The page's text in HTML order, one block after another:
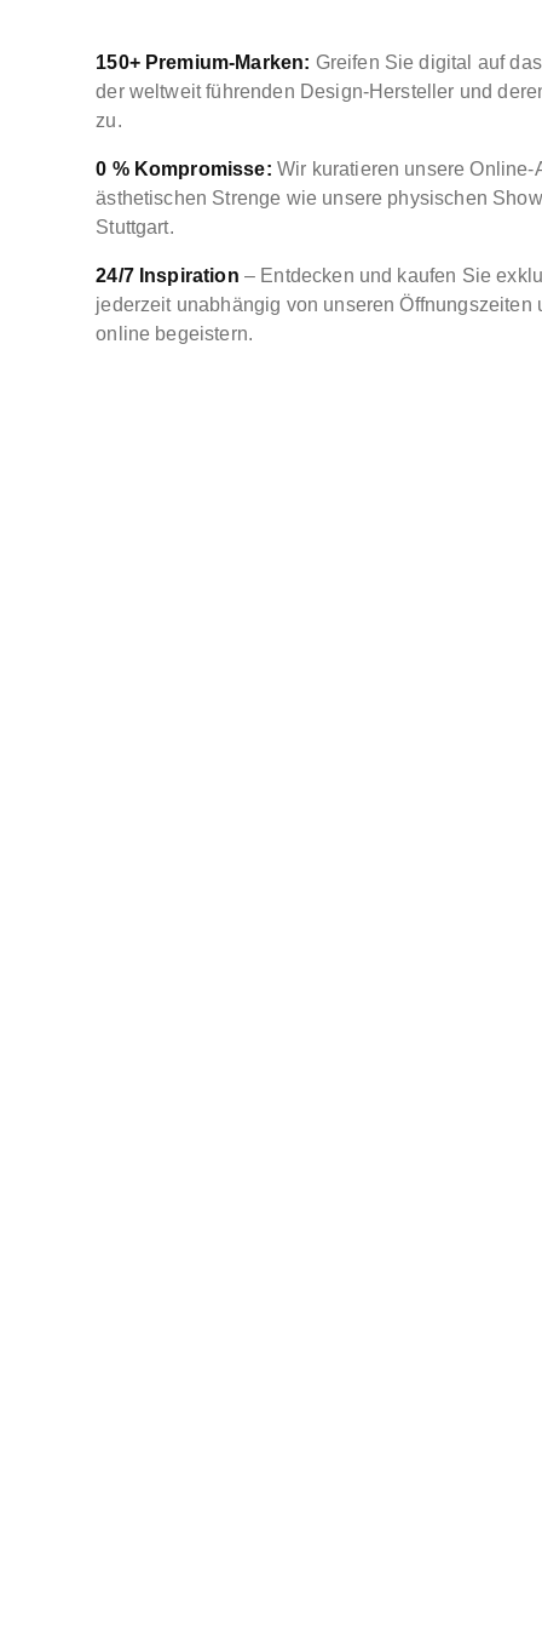
150+ Premium-Marken: Greifen Sie digital auf
der weltweit führenden Design-Hersteller und
zu.
0 % Kompromisse: Wir kuratieren unsere
ästhetischen Strenge wie unsere physischen
Stuttgart.
24/7 Inspiration – Entdecken und kaufen Sie
jederzeit unabhängig von unseren Öffnungszeiten
online begeistern.